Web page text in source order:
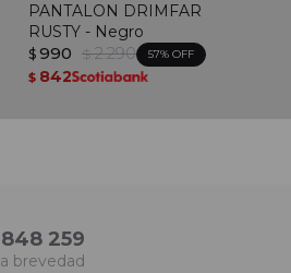
PANTALON DRIMFAR
RUSTY - Negro
$ 990 $ 2.290 57
$ 842
259
brevedad